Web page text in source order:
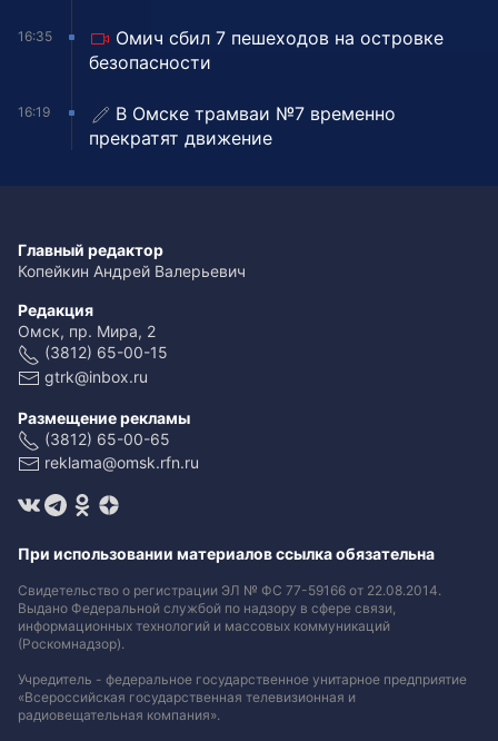
16:35
Омич сбил 7 пешеходов на островке
безопасности
16:19
В Омске трамваи №7 временно
прекратят движение
Главный редактор
Копейкин Андрей Валерьевич
Редакция
Омск, пр. Мира, 2
(3812) 65-00-15
gtrk@inbox.ru
Размещение рекламы
(3812) 65-00-65
reklama@omsk.rfn.ru
При использовании материалов ссылка обязательна
Свидетельство о регистрации ЭЛ № ФС 77-59166 от 22.08.2014.
Выдано Федеральной службой по надзору в сфере связи,
информационных технологий и массовых коммуникаций
(Роскомнадзор).
Учредитель - федеральное государственное унитарное предприятие
«Всероссийская государственная телевизионная и
радиовещательная компания».